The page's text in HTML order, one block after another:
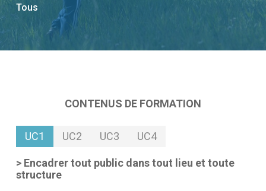
Tous
CONTENUS DE FORMATION
UC1 UC2 UC3 UC4
> Encadrer tout public dans tout lieu et toute
structure